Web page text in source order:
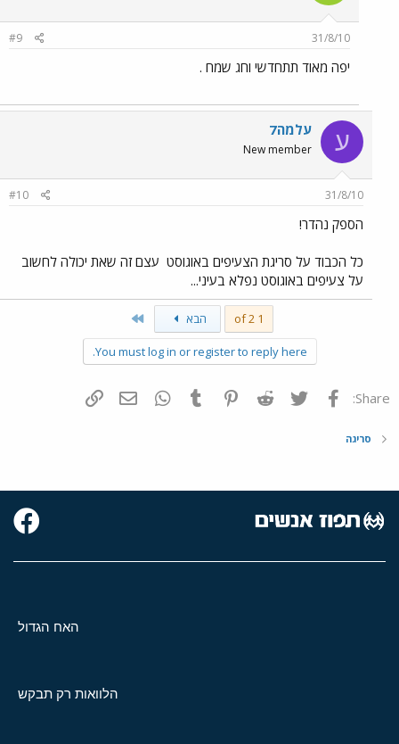
31/8/10
#9
יפה מאוד תתחדשי וחג שמח .
ע עלמה7
New member
31/8/10
#10
הספק נהדר!
כל הכבוד על סריגת הצעיפים באוגוסט עצם זה שאת יכולה לחשוב
על צעיפים באוגוסט נפלא בעיני...
1 of 2 הבא
You must log in or register to reply here.
Share: פייסבוק Twitter
Reddit
Pinterest
Tumblr
WhatsAppדואר אלקטרוני
סריגה
האח הגדול
הלוואות רק תבקש